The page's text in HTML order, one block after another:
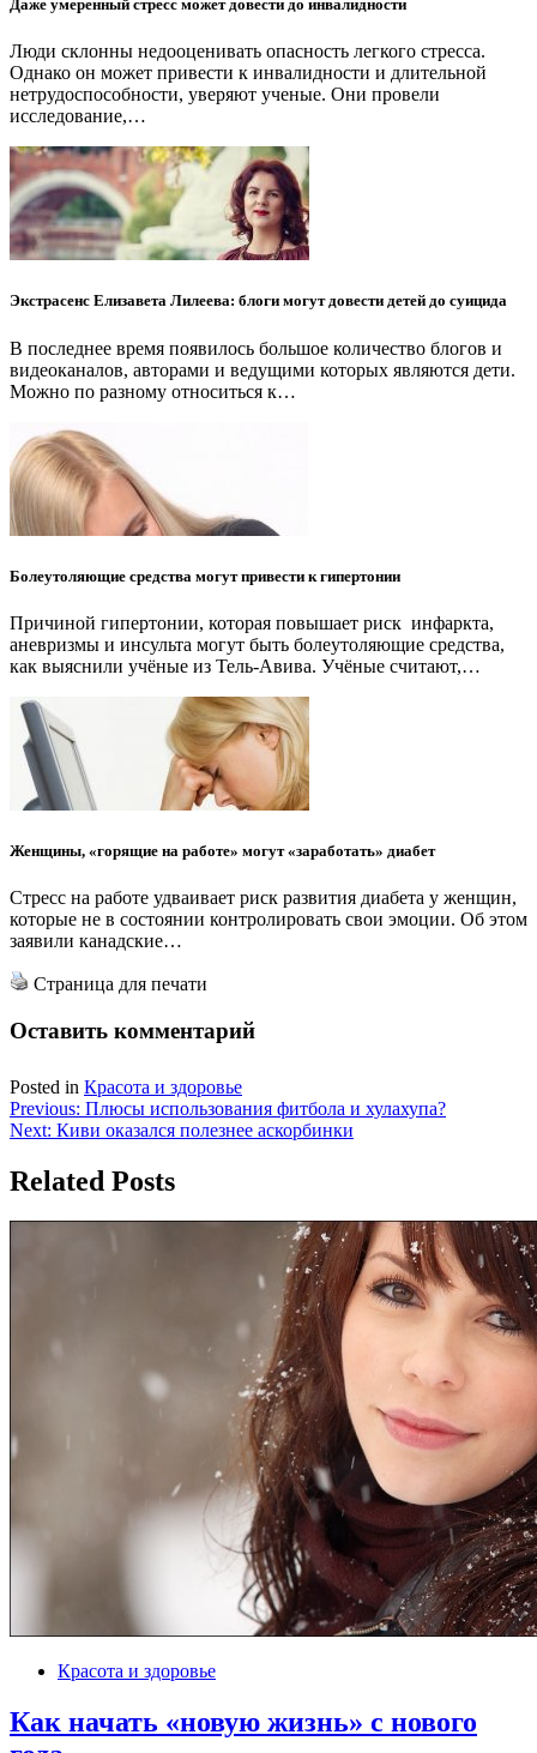
Даже умеренный стресс может довести до инвалидности
Люди склонны недооценивать опасность легкого стресса.
Однако он может привести к инвалидности и длительной
нетрудоспособности, уверяют ученые. Они провели
исследование,…
Экстрасенс Елизавета Лилеева: блоги могут довести детей до суицида
В последнее время появилось большое количество блогов и
видеоканалов, авторами и ведущими которых являются дети.
Можно по разному относиться к…
Болеутоляющие средства могут привести к гипертонии
Причиной гипертонии, которая повышает риск инфаркта,
аневризмы и инсульта могут быть болеутоляющие средства,
как выяснили учёные из Тель-Авива. Учёные считают,…
Женщины, «горящие на работе» могут «заработать» диабет
Стресс на работе удваивает риск развития диабета у женщин,
которые не в состоянии контролировать свои эмоции. Об этом
заявили канадские…
Страница для печати
Оставить комментарий
Posted in Красота и здоровье
Навигация
по
записям
Previous: Плюсы использования фитбола и хулахупа?
Next: Киви оказался полезнее аскорбинки
Related Posts
Красота и здоровье
Как начать «новую жизнь» с нового